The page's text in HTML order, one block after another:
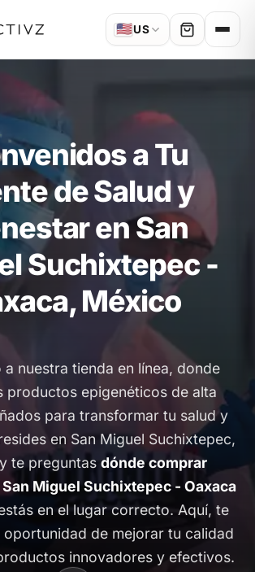
🇺🇸US
a Tu
de Salud y
en San
Suchixtepec -
México
a nuestra tienda en línea, donde
productos epigenéticos de alta
para transformar tu salud y
en San Miguel Suchixtepec,
te preguntasdónde comprar
Miguel Suchixtepec - Oaxaca
en el lugar correcto. Aquí, te
oportunidad de mejorar tu calidad
innovadores y efectivos.